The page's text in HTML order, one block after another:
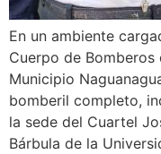
En un ambiente
Cuerpo de
Municipio
bomberil completo,
la sede del Cuartel
Bárbula de la